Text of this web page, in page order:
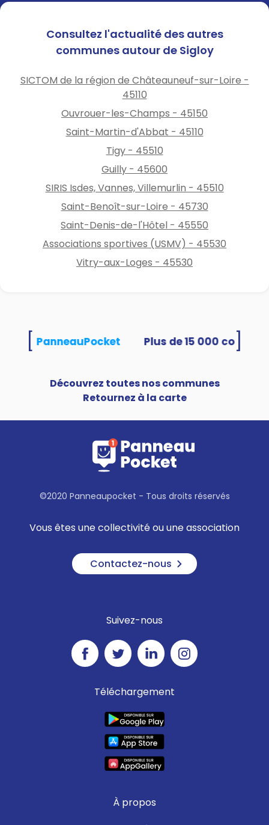
Consultez l'actualité des autres
communes autour de Sigloy
SICTOM de la région de Châteauneuf-sur-Loire -
45110
Ouvrouer-les-Champs - 45150
Saint-Martin-d'Abbat - 45110
Tigy - 45510
Guilly - 45600
SIRIS Isdes, Vannes, Villemurlin - 45510
Saint-Benoît-sur-Loire - 45730
Saint-Denis-de-l'Hôtel - 45550
Associations sportives (USMV) - 45530
Vitry-aux-Loges - 45530
PanneauPocket
Découvrez toutes nos communes
Retournez à la carte
©2020 Panneaupocket - Tous droits réservés
Vous êtes une collectivité ou une association
Contactez-nous
Suivez-nous
Téléchargement
À propos